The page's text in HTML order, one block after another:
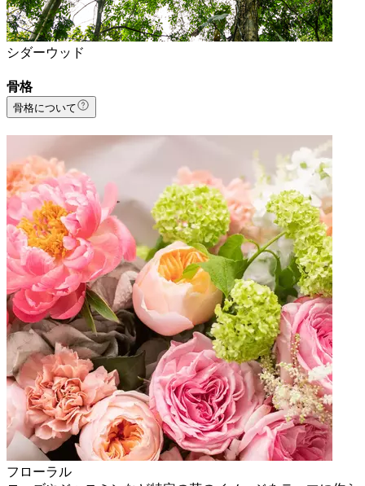
シダーウッド
骨格
骨格について
フローラル